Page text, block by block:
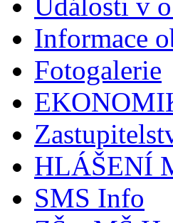
Informace
Fotogalerie
HLÁŠENÍ
SMS Info